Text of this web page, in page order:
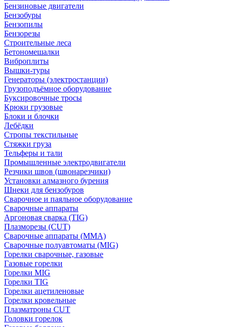
Бензиновые двигатели
Бензобуры
Бензопилы
Бензорезы
Строительные леса
Бетономешалки
Виброплиты
Вышки-туры
Генераторы (электростанции)
Грузоподъёмное оборудование
Буксировочные тросы
Крюки грузовые
Блоки и блочки
Лебёдки
Стропы текстильные
Стяжки груза
Тельферы и тали
Промышленные электродвигатели
Резчики швов (швонарезчики)
Установки алмазного бурения
Шнеки для бензобуров
Сварочное и паяльное оборудование
Сварочные аппараты
Аргоновая сварка (TIG)
Плазморезы (CUT)
Сварочные аппараты (MMA)
Сварочные полуавтоматы (MIG)
Горелки сварочные, газовые
Газовые горелки
Горелки MIG
Горелки TIG
Горелки ацетиленовые
Горелки кровельные
Плазматроны CUT
Головки горелок